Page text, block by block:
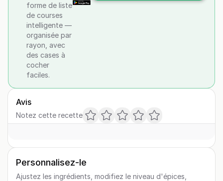
forme de liste
de courses
intelligente —
organisée par
rayon, avec
des cases à
cocher
faciles.
Avis
Notez cette recette
Personnalisez-le
Ajustez les ingrédients, modifiez le niveau d'épices,